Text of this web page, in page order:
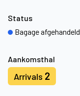
Aankomsthal
Arrivals 2
Status
Bagage afgehandeld